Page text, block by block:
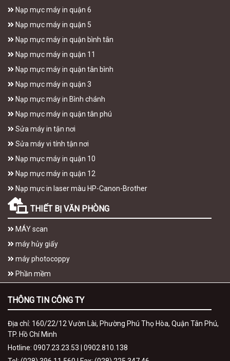
Nạp mực máy in quận 6
Nạp mực máy in quận 5
Nạp mực máy in quận bình tân
Nạp mực máy in quận 11
Nạp mực máy in quận tân bình
Nạp mực máy in quận 3
Nạp mực máy in Bình chánh
Nạp mực máy in quận tân phú
Sửa máy in tận nơi
Sửa máy vi tính tận nơi
Nạp mực máy in quận 10
Nạp mực máy in quận 12
Nạp mực in laser màu HP-Canon-Brother
THIẾT BỊ VĂN PHÒNG
MÁY scan
máy hủy giấy
máy photocoppy
Phần mềm
THÔNG TIN CÔNG TY
Địa chỉ: 160/22/12 Vườn Lài, Phường Phú Thọ Hòa, Quận Tân Phú,
TP. Hồ Chí Minh
Hotline: 0907.23.23.53 | 0902.810.138